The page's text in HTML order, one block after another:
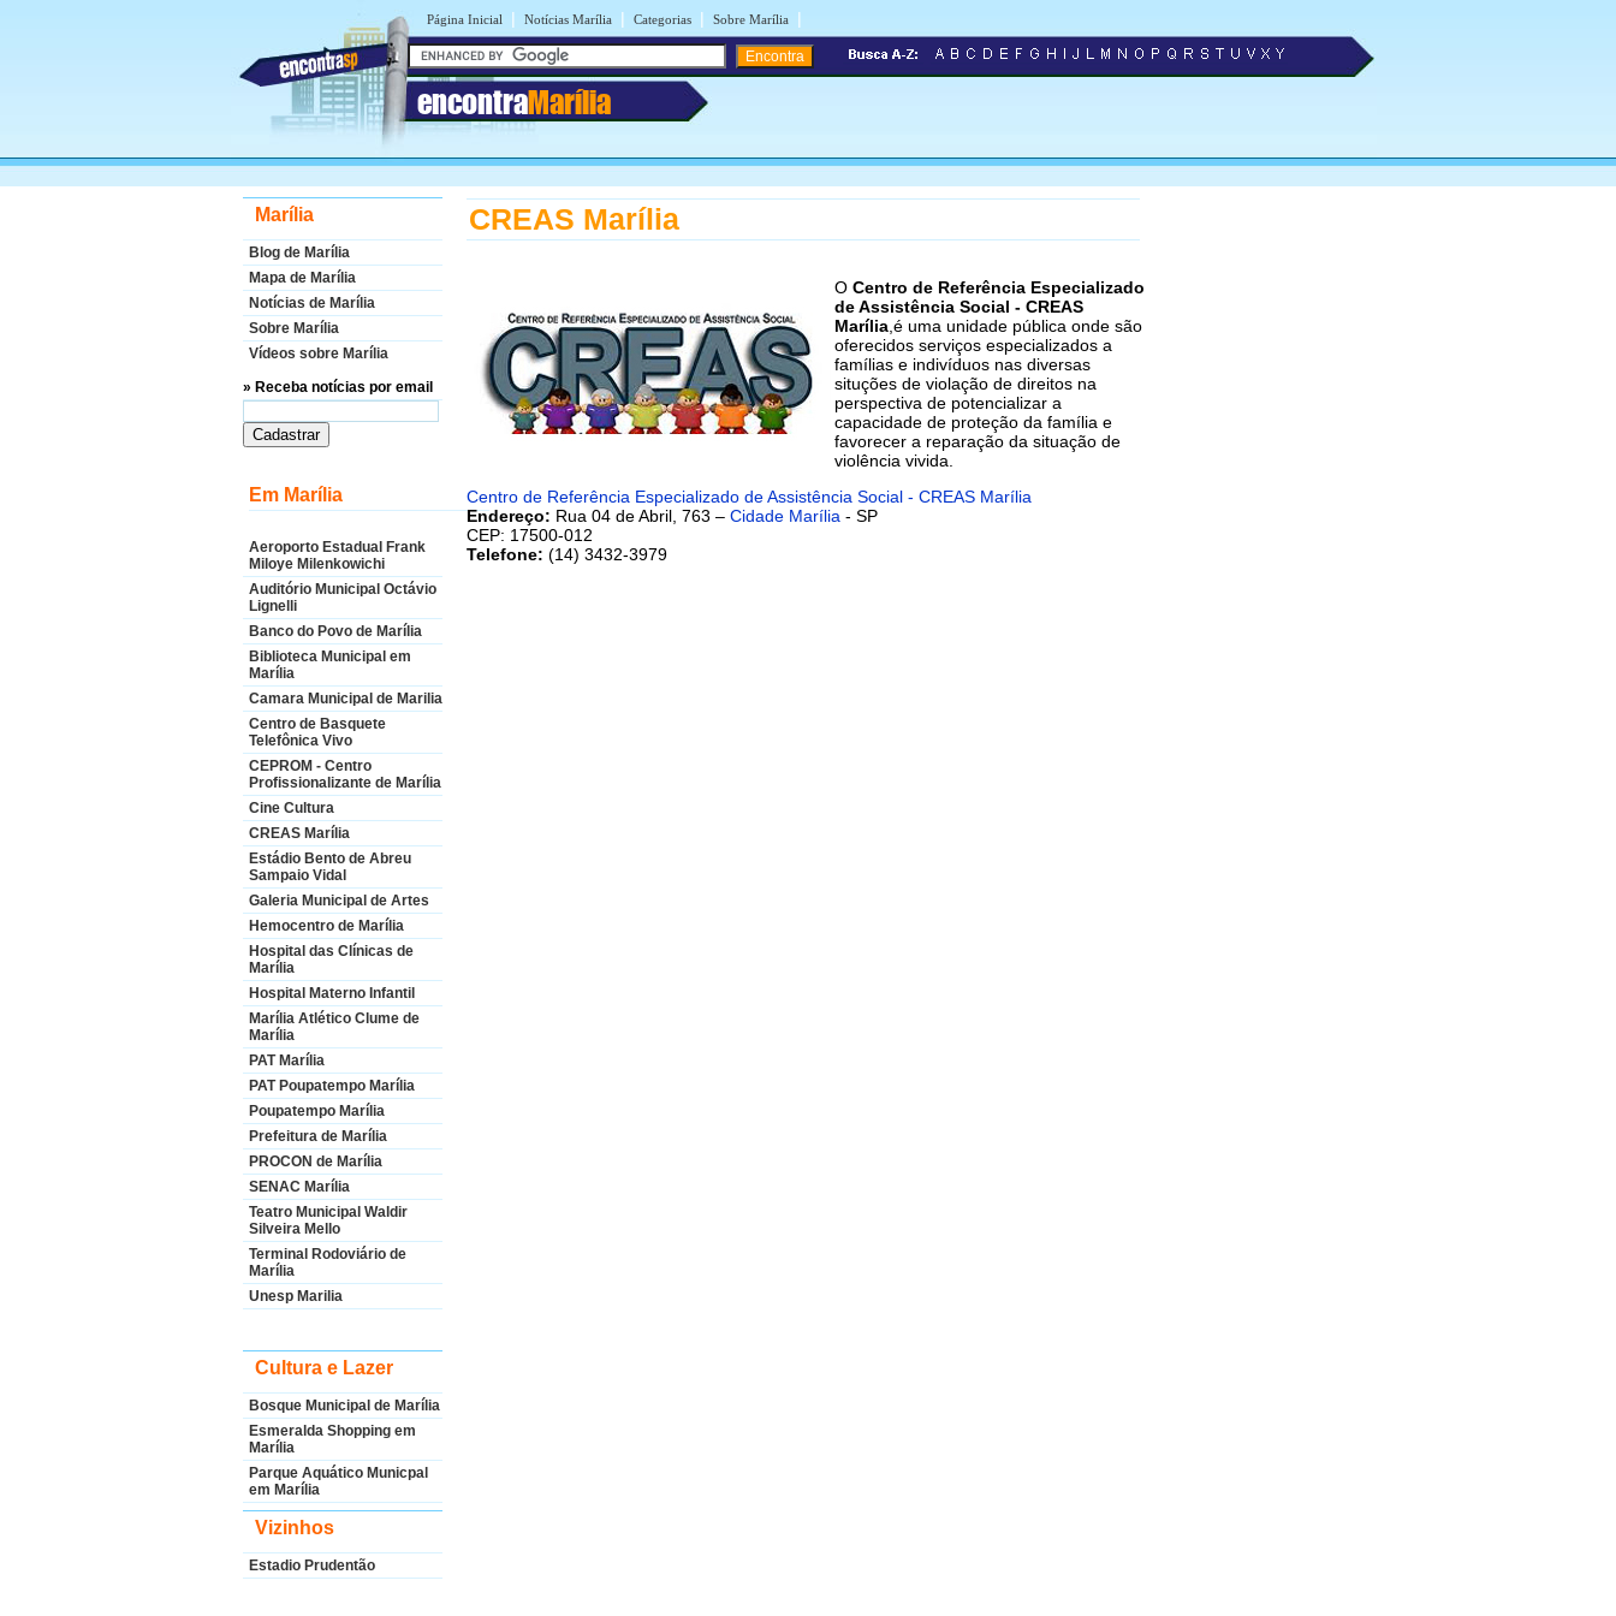
Página Inicial | Notícias Marília | Categorias | Sobre Marília |
encontraMarília
Marília
Blog de Marília
Mapa de Marília
Notícias de Marília
Sobre Marília
Vídeos sobre Marília
» Receba notícias por email
Em Marília
Aeroporto Estadual Frank
Miloye Milenkowichi
Auditório Municipal Octávio
Lignelli
Banco do Povo de Marília
Biblioteca Municipal em
Marília
Camara Municipal de Marilia
Centro de Basquete
Telefônica Vivo
CEPROM - Centro
Profissionalizante de Marília
Cine Cultura
CREAS Marília
Estádio Bento de Abreu
Sampaio Vidal
Galeria Municipal de Artes
Hemocentro de Marília
Hospital das Clínicas de
Marília
Hospital Materno Infantil
Marília Atlético Clume de
Marília
PAT Marília
PAT Poupatempo Marília
Poupatempo Marília
Prefeitura de Marília
PROCON de Marília
SENAC Marília
Teatro Municipal Waldir
Silveira Mello
Terminal Rodoviário de
Marília
Unesp Marilia
Cultura e Lazer
Bosque Municipal de Marília
Esmeralda Shopping em
Marília
Parque Aquático Municpal
em Marília
Vizinhos
Estadio Prudentão
CREAS Marília
O Centro de Referência Especializado
de Assistência Social - CREAS
Marília ,é uma unidade pública onde são
oferecidos serviços especializados a
famílias e indivíduos nas diversas
situções de violação de direitos na
perspectiva de potencializar a
capacidade de proteção da família e
favorecer a reparação da situação de
violência vivida.
Centro de Referência Especializado de Assistência Social - CREAS Marília
Endereço: Rua 04 de Abril, 763 – Cidade Marília - SP
CEP: 17500-012
Telefone: (14) 3432-3979